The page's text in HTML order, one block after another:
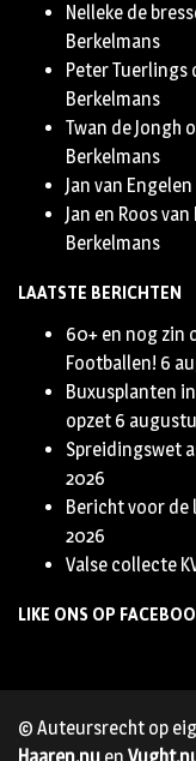
Nelleke de
Berkelmans
Peter Tuerlings
Berkelmans
Twan de Jongh
Berkelmans
Jan van Engelen
Jan en Roos
Berkelmans
LAATSTE BERICHTEN
60+ en nog zin
Footballen! 6
Buxusplanten
opzet 6
Spreidingswet
2026
Bericht voor de
2026
Valse collecte
LIKE ONS OP
© Auteursrecht op